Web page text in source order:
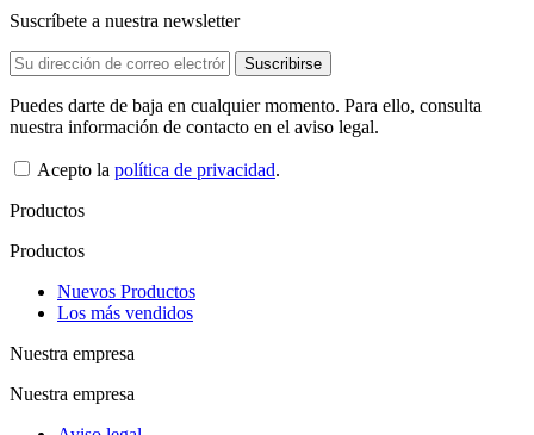
Suscríbete a nuestra newsletter
Puedes darte de baja en cualquier momento. Para ello, consulta
nuestra información de contacto en el aviso legal.
Acepto la política de privacidad.
Productos
Productos
Nuevos Productos
Los más vendidos
Nuestra empresa
Nuestra empresa